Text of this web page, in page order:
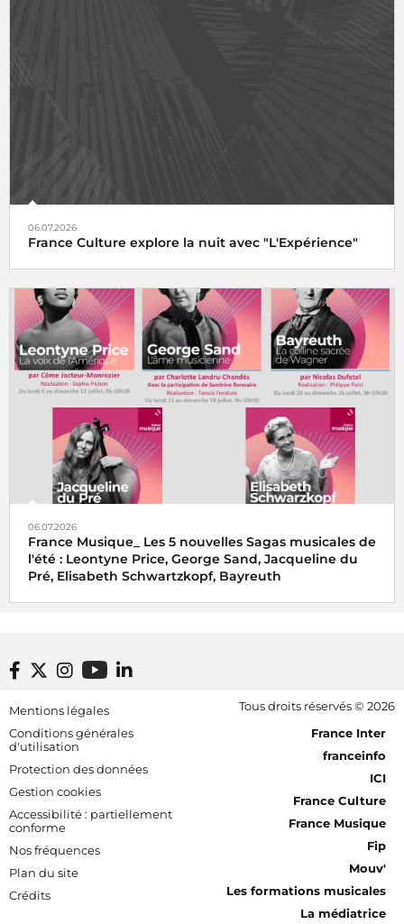
06.07.2026
France Culture explore la nuit avec "L'Expérience"
06.07.2026
France Musique_ Les 5 nouvelles Sagas musicales de
l'été : Leontyne Price, George Sand, Jacqueline du
Pré, Elisabeth Schwartzkopf, Bayreuth
Footer bottom
Mentions légales
Conditions générales
d'utilisation
Protection des données
Gestion cookies
Accessibilité : partiellement
conforme
Nos fréquences
Plan du site
Crédits
Tous droits réservés © 2026
[RDF] Pied de page - Mobile
France Inter
franceinfo
ICI
France Culture
France Musique
Fip
Mouv'
Les formations musicales
La médiatrice